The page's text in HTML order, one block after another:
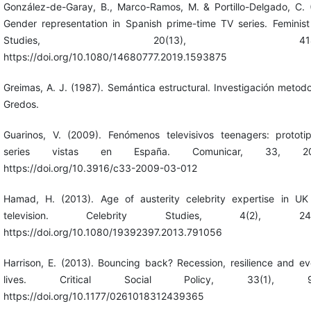
González-de-Garay, B., Marco-Ramos, M. & Portillo-Delgado, C.
Gender representation in Spanish prime-time TV series.
Studies, 20(13), 414-
https://doi.org/10.1080/14680777.2019.1593875
Greimas, A. J. (1987). Semántica estructural. Investigación
Gredos.
Guarinos, V. (2009). Fenómenos televisivos teenagers:
series vistas en España. Comunicar, 33,
https://doi.org/10.3916/c33-2009-03-012
Hamad, H. (2013). Age of austerity celebrity expertise in UK
television. Celebrity Studies, 4(2), 245-
https://doi.org/10.1080/19392397.2013.791056
Harrison, E. (2013). Bouncing back? Recession, resilience and
lives. Critical Social Policy, 33(1), 97-
https://doi.org/10.1177/0261018312439365